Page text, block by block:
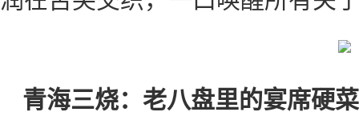
青海三烧：老八盘里的宴席硬菜